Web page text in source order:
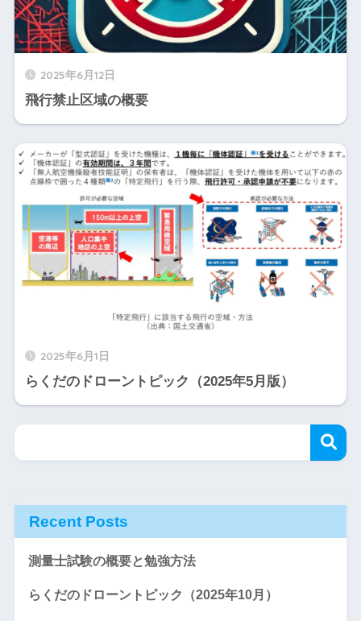
2025年6月12日
飛行禁止区域の概要
2025年6月1日
らくだのドローントピック（2025年5月版）
Recent Posts
測量士試験の概要と勉強方法
らくだのドローントピック（2025年10月）